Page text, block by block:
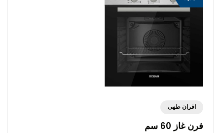
افران طهى
فرن غاز 60 سم